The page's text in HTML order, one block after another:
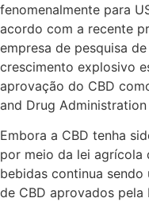
fenomenalmente para
acordo com a recente
empresa de pesquisa
crescimento explosivo
aprovação do CBD
and Drug
Embora a CBD tenha
por meio da lei agrícola
bebidas continua
de CBD aprovados pela